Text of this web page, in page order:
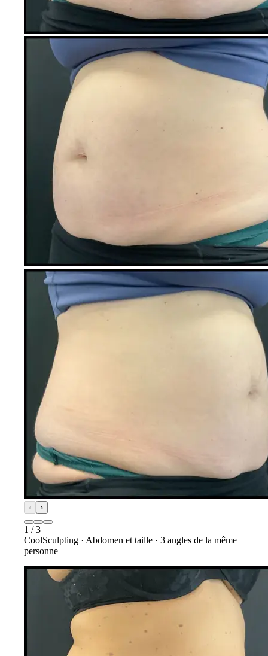
‹ ›
1 /3
CoolSculpting · Abdomen et taille · 3 angles de la même
personne